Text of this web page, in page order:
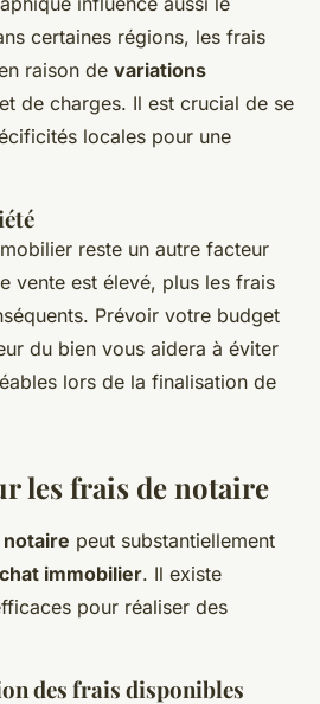
certaines régions, les frais
raison de variations
de charges. Il est crucial de se
locales pour une
reste un autre facteur
vente est élevé, plus les frais
Prévoir votre budget
du bien vous aidera à éviter
lors de la finalisation de
les frais de notaire
peut substantiellement
immobilier. Il existe
pour réaliser des
des frais disponibles